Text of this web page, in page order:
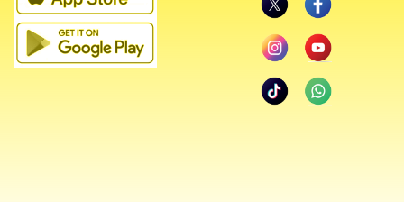
Facebook
WhatsApp
LinkedIn Telegram
Share